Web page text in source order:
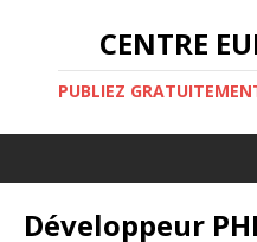
CENTRE
PUBLIEZ
Développeur